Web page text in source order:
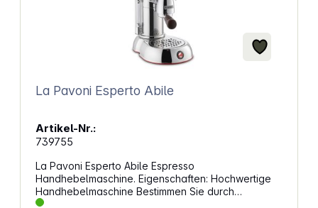
La Pavoni Esperto Abile
Artikel-Nr.:
739755
La Pavoni Esperto Abile Espresso
Handhebelmaschine. Eigenschaften: Hochwertige
Handhebelmaschine Bestimmen Sie durch
Absenken des Handhebels den Druck zur